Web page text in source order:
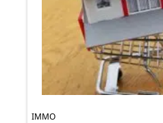
IMMO